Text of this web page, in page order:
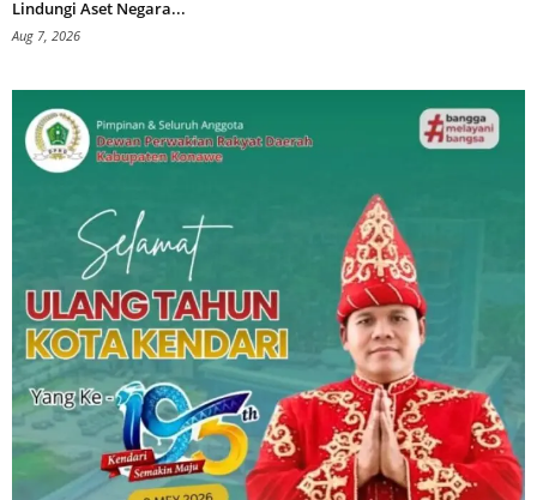
Lindungi Aset Negara...
Aug 7, 2026